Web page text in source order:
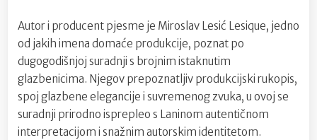
Autor i producent pjesme je Miroslav Lesić Lesique, jedno
od jakih imena domaće produkcije, poznat po
dugogodišnjoj suradnji s brojnim istaknutim
glazbenicima. Njegov prepoznatljiv produkcijski rukopis,
spoj glazbene elegancije i suvremenog zvuka, u ovoj se
suradnji prirodno isprepleo s Laninom autentičnom
interpretacijom i snažnim autorskim identitetom.